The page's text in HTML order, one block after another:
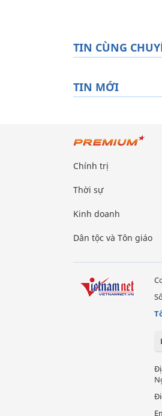
TIN CÙNG
TIN MỚI
Chính trị
Thời sự
Kinh doanh
Dân tộc và Tôn giáo